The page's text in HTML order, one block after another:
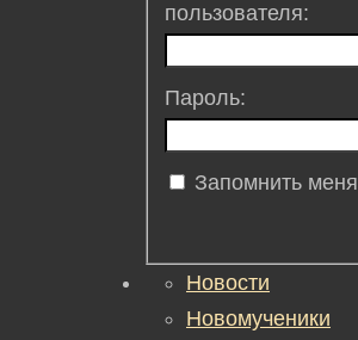
пользователя:
Пароль:
Запомнить меня
Новости
Новомученики